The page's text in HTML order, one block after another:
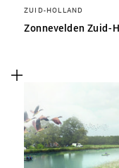
ZUID-HOLLAND
Zonnevelden Zuid-